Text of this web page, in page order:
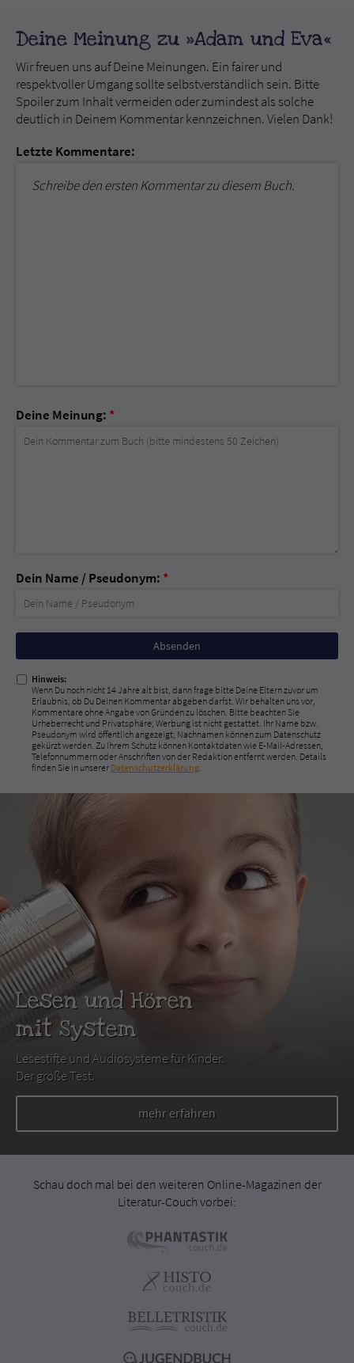
Deine Meinung zu »Adam und Eva«
Wir freuen uns auf Deine Meinungen. Ein fairer und
respektvoller Umgang sollte selbstverständlich sein. Bitte
Spoiler zum Inhalt vermeiden oder zumindest als solche
deutlich in Deinem Kommentar kennzeichnen. Vielen Dank!
Letzte Kommentare:
Schreibe den ersten Kommentar zu diesem Buch.
Deine Meinung: *
Dein Name / Pseudonym: *
Nicht
ausfüllen!
Hinweis:
Wenn Du noch nicht 14 Jahre alt bist, dann frage bitte Deine Eltern zuvor um
Erlaubnis, ob Du Deinen Kommentar abgeben darfst. Wir behalten uns vor,
Kommentare ohne Angabe von Gründen zu löschen. Bitte beachten Sie
Urheberrecht und Privatsphäre; Werbung ist nicht gestattet. Ihr Name bzw.
Pseudonym wird öffentlich angezeigt; Nachnamen können zum Datenschutz
gekürzt werden. Zu Ihrem Schutz können Kontaktdaten wie E-Mail-Adressen,
Telefonnummern oder Anschriften von der Redaktion entfernt werden. Details
finden Sie in unserer Datenschutzerklärung
Lesen und Hören
mit System
Lesestifte und Audiosysteme für Kinder.
Der große Test.
mehr erfahren
Schau doch mal bei den weiteren Online-Magazinen der
Literatur-Couch vorbei: